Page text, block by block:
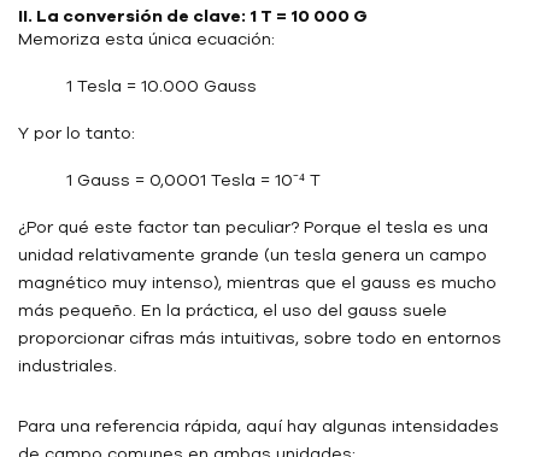
II. La conversión de clave: 1 T = 10 000 G
Memoriza esta única ecuación:
1 Tesla = 10.000 Gauss
Y por lo tanto:
1 Gauss = 0,0001 Tesla = 10⁻⁴ T
¿Por qué este factor tan peculiar? Porque el tesla es una
unidad relativamente grande (un tesla genera un campo
magnético muy intenso), mientras que el gauss es mucho
más pequeño. En la práctica, el uso del gauss suele
proporcionar cifras más intuitivas, sobre todo en entornos
industriales.
Para una referencia rápida, aquí hay algunas intensidades
de campo comunes en ambas unidades: